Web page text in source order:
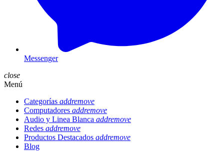
Messenger
close
Menú
Categorías addremove
Computadores addremove
Audio y Linea Blanca addremove
Redes addremove
Productos Destacados addremove
Blog